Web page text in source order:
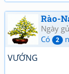
Rào-
Ngày
Có
2
VƯỚNG